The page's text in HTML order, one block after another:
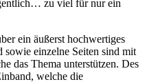
zu viel für nur ein
ein äußerst hochwertiges
sowie einzelne Seiten sind mit
das Thema unterstützen. Des
welche die